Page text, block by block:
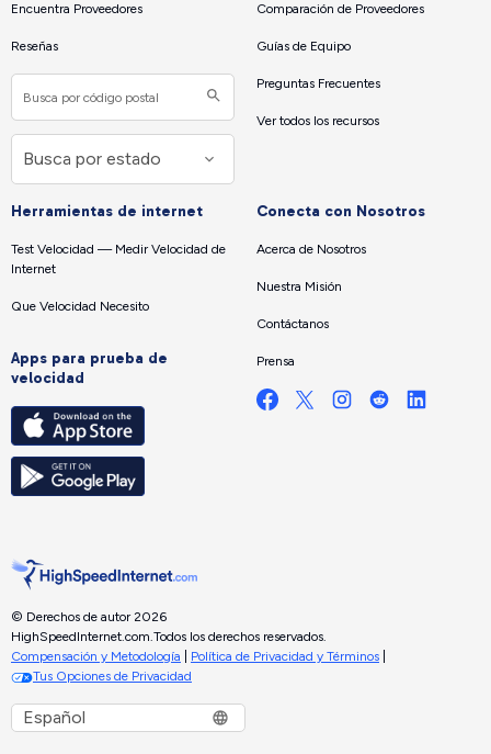
Encuentra Proveedores
Reseñas
Comparación de Proveedores
Guías de Equipo
Preguntas Frecuentes
Ver todos los recursos
Herramientas de internet
Test Velocidad — Medir Velocidad de
Internet
Que Velocidad Necesito
Apps para prueba de
velocidad
Conecta con Nosotros
Acerca de Nosotros
Nuestra Misión
Contáctanos
Prensa
© Derechos de autor 2026
HighSpeedInternet.com. Todos los derechos reservados.
Compensación y Metodología
Política de Privacidad y Términos
Tus Opciones de Privacidad